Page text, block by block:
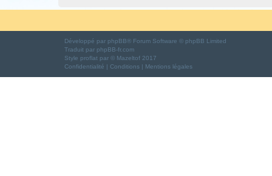
Développé par phpBB® Forum Software © phpBB Limited
Traduit par phpBB-fr.com
Style proflat par © Mazeltof 2017
Confidentialité | Conditions | Mentions légales